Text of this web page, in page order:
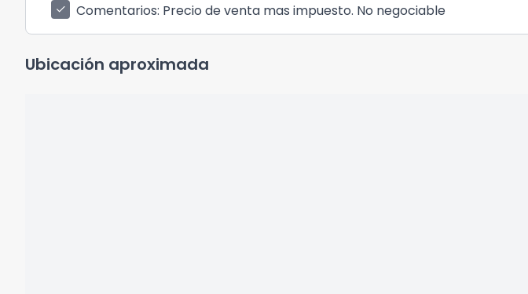
check
Comentarios: Precio de venta mas impuesto. No negociable
Ubicación aproximada